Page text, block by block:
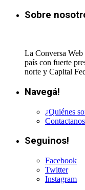
Sobre
La Conversa Web
país con fuerte
norte y Capital
Navegá!
¿Quiénes
Contactanos
Seguinos!
Facebook
Twitter
Instagram